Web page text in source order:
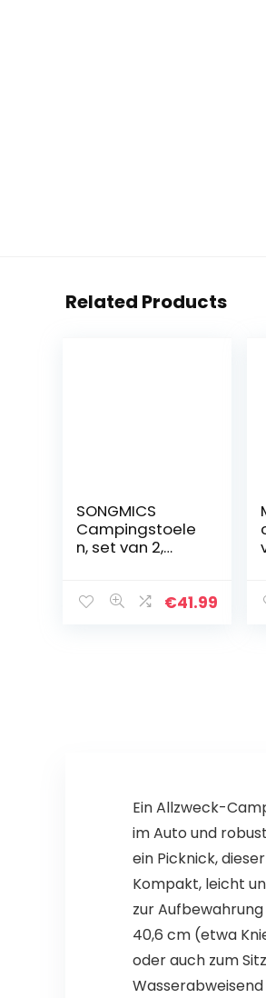
Related Products
SONGMICS
Campingstoele
n, set van 2,
met
€41.99
Ein Allzweck-
im Auto und
ein Picknick,
Kompakt, leicht
zur
40,6 cm (etwa
oder auch zum